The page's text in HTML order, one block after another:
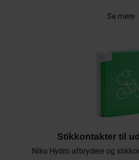
Se mere
Stikkontakter til
Niko Hydro afbrydere og